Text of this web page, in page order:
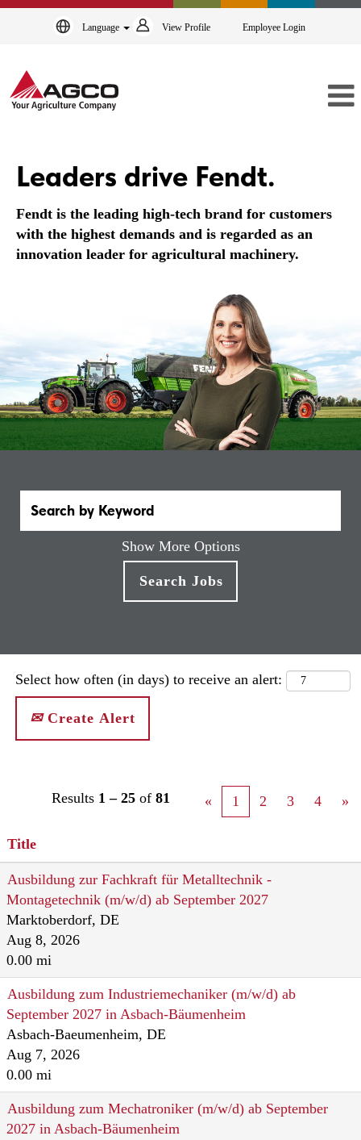
Language View Profile Employee Login
Leaders drive Fendt.
Fendt is the leading high-tech brand for customers
with the highest demands and is regarded as an
innovation leader for agricultural machinery.
Show More Options
Select how often (in days) to receive an alert:
Create Alert
Results 1 – 25 of 81 « 1 2 3 4 »
Title
Ausbildung zur Fachkraft für Metalltechnik -
Montagetechnik (m/w/d) ab September 2027
Marktoberdorf, DE
Aug 8, 2026
0.00 mi
Ausbildung zum Industriemechaniker (m/w/d) ab
September 2027 in Asbach-Bäumenheim
Asbach-Baeumenheim, DE
Aug 7, 2026
0.00 mi
Ausbildung zum Mechatroniker (m/w/d) ab September
2027 in Asbach-Bäumenheim